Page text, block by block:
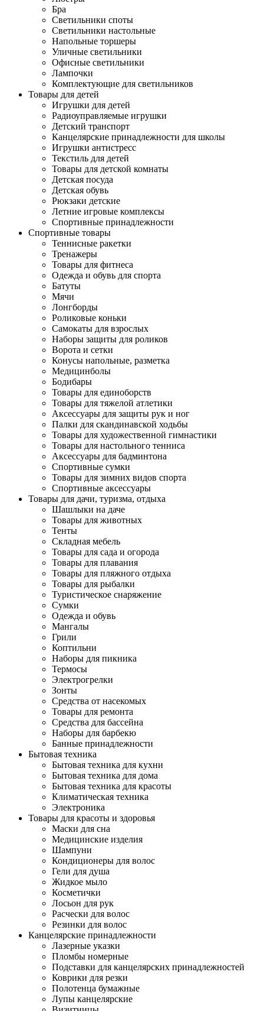
Бра
Светильники споты
Светильники настольные
Напольные торшеры
Уличные светильники
Офисные светильники
Лампочки
Комплектующие для светильников
Товары для детей
Игрушки для детей
Радиоуправляемые игрушки
Детский транспорт
Канцелярские принадлежности для школы
Игрушки антистресс
Текстиль для детей
Товары для детской комнаты
Детская посуда
Детская обувь
Рюкзаки детские
Летние игровые комплексы
Спортивные принадлежности
Спортивные товары
Теннисные ракетки
Тренажеры
Товары для фитнеса
Одежда и обувь для спорта
Батуты
Мячи
Лонгборды
Роликовые коньки
Самокаты для взрослых
Наборы защиты для роликов
Ворота и сетки
Конусы напольные, разметка
Медицинболы
Бодибары
Товары для единоборств
Товары для тяжелой атлетики
Аксессуары для защиты рук и ног
Палки для скандинавской ходьбы
Товары для художественной гимнастики
Товары для настольного тенниса
Аксессуары для бадминтона
Спортивные сумки
Товары для зимних видов спорта
Спортивные аксессуары
Товары для дачи, туризма, отдыха
Шашлыки на даче
Товары для животных
Тенты
Складная мебель
Товары для сада и огорода
Товары для плавания
Товары для пляжного отдыха
Товары для рыбалки
Туристическое снаряжение
Сумки
Одежда и обувь
Мангалы
Грили
Коптильни
Наборы для пикника
Термосы
Электрогрелки
Зонты
Средства от насекомых
Товары для ремонта
Средства для бассейна
Наборы для барбекю
Банные принадлежности
Бытовая техника
Бытовая техника для кухни
Бытовая техника для дома
Бытовая техника для красоты
Климатическая техника
Электроника
Товары для красоты и здоровья
Маски для сна
Медицинские изделия
Шампуни
Кондиционеры для волос
Гели для душа
Жидкое мыло
Косметички
Лосьон для рук
Расчески для волос
Резинки для волос
Канцелярские принадлежности
Лазерные указки
Пломбы номерные
Подставки для канцелярских принадлежностей
Коврики для резки
Полотенца бумажные
Лупы канцелярские